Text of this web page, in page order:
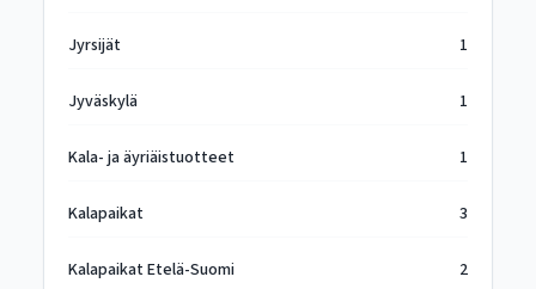
Jyrsijät 1
Jyväskylä 1
Kala- ja äyriäistuotteet 1
Kalapaikat 3
Kalapaikat Etelä-Suomi 2